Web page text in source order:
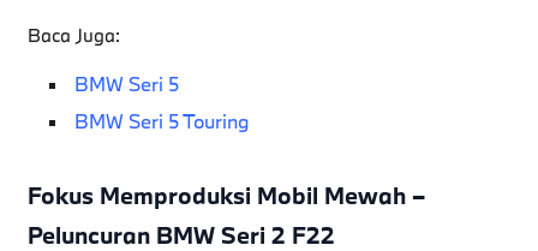
Baca Juga:
BMW Seri 5
BMW Seri 5 Touring
Fokus Memproduksi Mobil Mewah –
Peluncuran BMW Seri 2 F22